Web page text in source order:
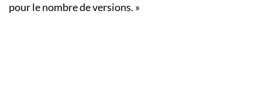
pour le nombre de versions. »